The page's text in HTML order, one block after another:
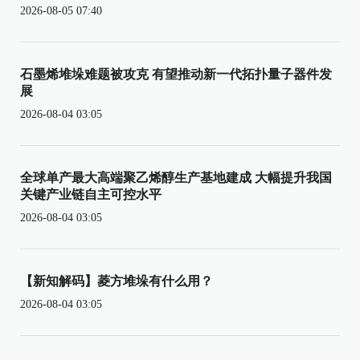
2026-08-05 07:40
石墨烯堆垛难题被攻克 有望推动新一代拓扑量子器件发
展
2026-08-04 03:05
全球单产最大高端聚乙烯醇生产基地建成 大幅提升我国
关键产业链自主可控水平
2026-08-04 03:05
【新知解码】菱方堆垛有什么用？
2026-08-04 03:05